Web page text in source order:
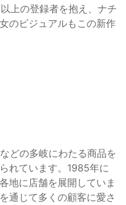
上の登録者を抱え、ナチ
のビジュアルもこの新作
どの多岐にわたる商品を
れています。1985年に
地に店舗を展開していま
通じて多くの顧客に愛さ